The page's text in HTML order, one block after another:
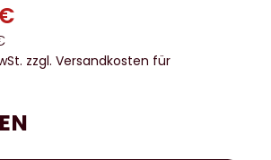
zzgl. Versandkosten für